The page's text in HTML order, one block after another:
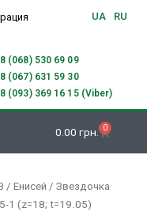
UA RU
(068) 530 69 09
(067) 631 59 30
(093) 369 16 15 (Viber)
0.00 грн. 0
Корзина
/ Енисей / Звездочка
1 (z=18; t=19.05)